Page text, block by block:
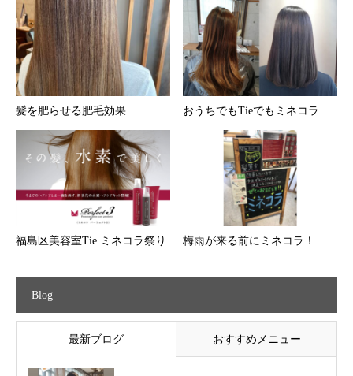
髪を肥らせる肥毛効果 おうちでもTieでもミネコラ
福島区美容室Tie ミネコラ祭り 梅雨が来る前にミネコラ！
Blog
最新ブログ おすすめメニュー